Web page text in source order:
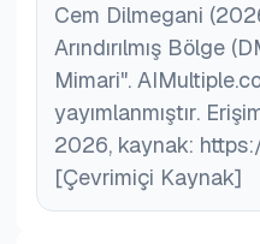
Cem Dilmegani
Arındırılmış Bölge
Mimari".
yayımlanmıştır.
2026, kaynak:
[Çevrimiçi Kaynak]